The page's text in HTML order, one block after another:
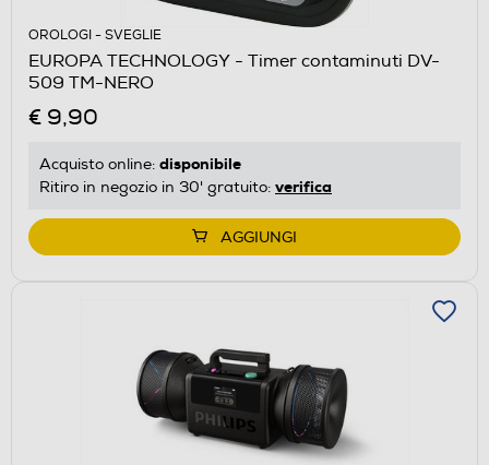
OROLOGI - SVEGLIE
EUROPA TECHNOLOGY - Timer contaminuti DV-
509 TM-NERO
€ 9,90
Acquisto online: disponibile
Ritiro in negozio in 30' gratuito: verifica
AGGIUNGI